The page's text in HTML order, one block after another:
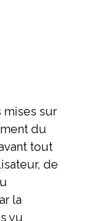
mises sur
du
tout
de
la
vu